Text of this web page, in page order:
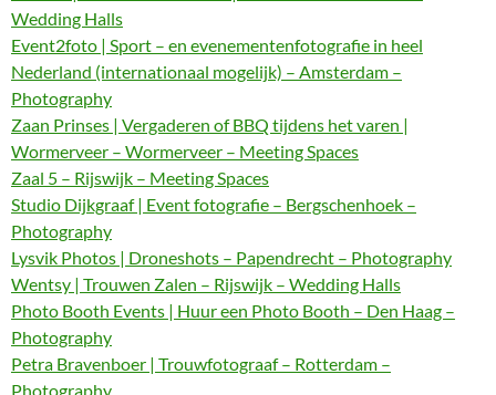
Wedding Halls
Event2foto | Sport – en evenementenfotografie in heel
Nederland (internationaal mogelijk) – Amsterdam –
Photography
Zaan Prinses | Vergaderen of BBQ tijdens het varen |
Wormerveer – Wormerveer – Meeting Spaces
Zaal 5 – Rijswijk – Meeting Spaces
Studio Dijkgraaf | Event fotografie – Bergschenhoek –
Photography
Lysvik Photos | Droneshots – Papendrecht – Photography
Wentsy | Trouwen Zalen – Rijswijk – Wedding Halls
Photo Booth Events | Huur een Photo Booth – Den Haag –
Photography
Petra Bravenboer | Trouwfotograaf – Rotterdam –
Photography